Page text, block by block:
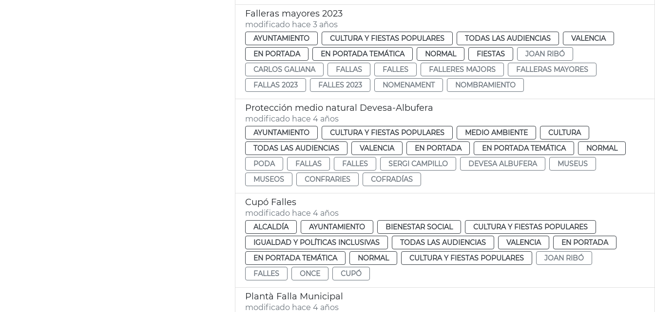
Falleras mayores 2023
modificado hace 3 años
AYUNTAMIENTO CULTURA Y FIESTAS POPULARES TODAS LAS AUDIENCIAS
VALENCIA
EN PORTADA
EN PORTADA TEMÁTICA NORMAL FIESTAS
JOAN RIBÓ
CARLOS GALIANA
FALLAS FALLES FALLERES MAJORS
FALLERAS MAYORES
FALLAS 2023
FALLES 2023 NOMENAMENT NOMBRAMIENTO
Protección medio natural Devesa-Albufera
modificado hace 4 años
AYUNTAMIENTO CULTURA Y FIESTAS POPULARES MEDIO AMBIENTE
CULTURA
TODAS LAS AUDIENCIAS
VALENCIA EN PORTADA EN PORTADA TEMÁTICA
NORMAL
PODA
FALLAS FALLES SERGI CAMPILLO DEVESA ALBUFERA
MUSEUS
MUSEOS
CONFRARIES COFRADÍAS
Cupó Falles
modificado hace 4 años
ALCALDÍA AYUNTAMIENTO BIENESTAR SOCIAL
CULTURA Y FIESTAS POPULARES
IGUALDAD Y POLÍTICAS INCLUSIVAS
TODAS LAS AUDIENCIAS VALENCIA
EN PORTADA
EN PORTADA TEMÁTICA
NORMAL CULTURA Y FIESTAS POPULARES
JOAN RIBÓ
FALLES
ONCE CUPÓ
Plantà Falla Municipal
modificado hace 4 años